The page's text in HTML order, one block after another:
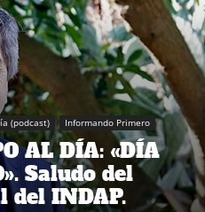
(podcast) Informando Primero
AL DÍA: «DÍA
Saludo del
del INDAP.